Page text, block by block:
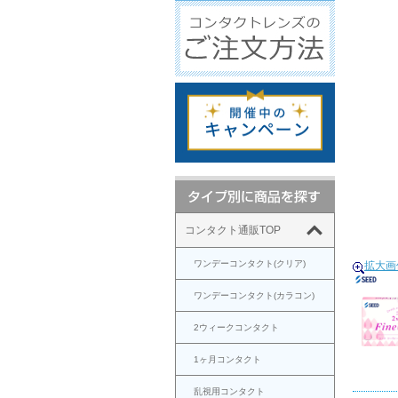
コンタクト通販TOP
ワンデーコンタクト(クリア)
ワンデーコンタクト(カラコン)
2ウィークコンタクト
1ヶ月コンタクト
乱視用コンタクト
拡大